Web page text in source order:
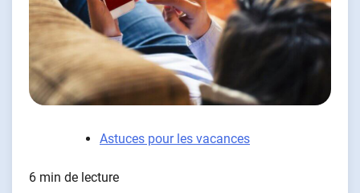
Astuces pour les vacances
6 min de lecture